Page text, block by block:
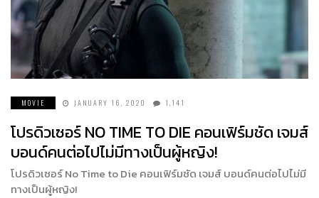
MOVIE JANUARY 16, 2020 1,141
โปรดิวเซอร์ NO TIME TO DIE คอนเฟิร์มชัด เจมส์
บอนด์คนต่อไปไม่มีทางเป็นผู้หญิง!
โปรดิวเซอร์ No Time to Die คอนเฟิร์มชัด เจมส์ บอนด์คนต่อไปไม่มี
ทางเป็นผู้หญิง!